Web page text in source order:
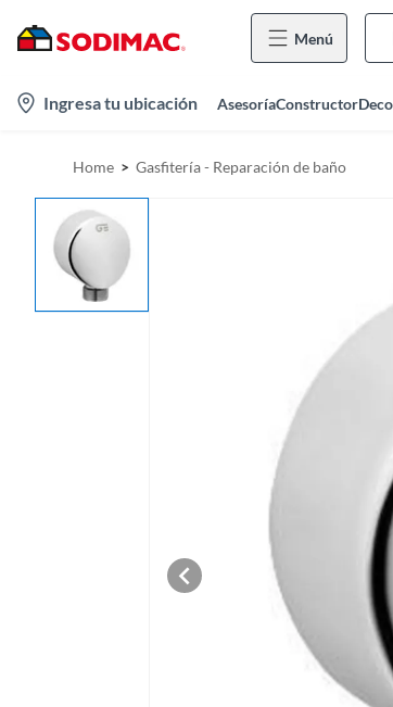
Menú
Ingresa tu ubicación AsesoríaConstructor
Home Gasfitería - Reparación de baño